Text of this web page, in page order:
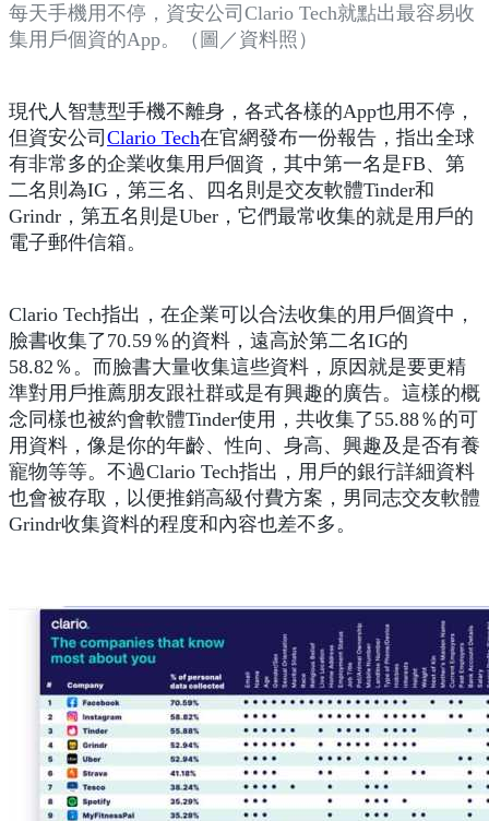
每天手機用不停，資安公司Clario Tech就點出最容易收
集用戶個資的App。（圖／資料照）
現代人智慧型手機不離身，各式各樣的App也用不停，
但資安公司 Clario Tech在官網發布一份報告，指出全球
有非常多的企業收集用戶個資，其中第一名是FB、第
二名則為IG，第三名、四名則是交友軟體Tinder和
Grindr，第五名則是Uber，它們最常收集的就是用戶的
電子郵件信箱。
Clario Tech指出，在企業可以合法收集的用戶個資中，
臉書收集了70.59％的資料，遠高於第二名IG的
58.82％。而臉書大量收集這些資料，原因就是要更精
準對用戶推薦朋友跟社群或是有興趣的廣告。這樣的概
念同樣也被約會軟體Tinder使用，共收集了55.88％的可
用資料，像是你的年齡、性向、身高、興趣及是否有養
寵物等等。不過Clario Tech指出，用戶的銀行詳細資料
也會被存取，以便推銷高級付費方案，男同志交友軟體
Grindr收集資料的程度和內容也差不多。